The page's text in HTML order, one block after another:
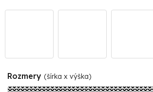
Rozmery (šírka x výška)